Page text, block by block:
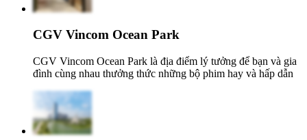
CGV Vincom Ocean Park
CGV Vincom Ocean Park là địa điểm lý tưởng để bạn và gia
đình cùng nhau thưởng thức những bộ phim hay và hấp dẫn